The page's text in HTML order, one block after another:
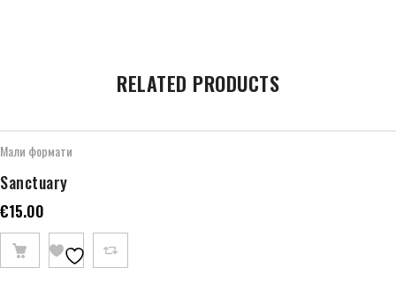
RELATED PRODUCTS
Мали формати
Sanctuary
€15.00